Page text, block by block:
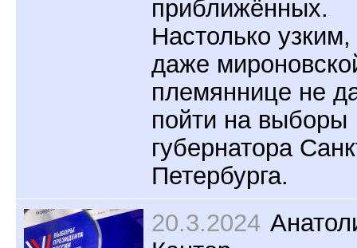
приближённых.
Настолько узким,
даже
племяннице не
пойти на выборы
губернатора
Петербурга.
20.3.2024